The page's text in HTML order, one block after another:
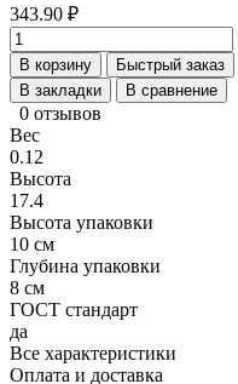
343.90 ₽
В корзину
Быстрый заказ
В закладки
В сравнение
0 отзывов
Вес
0.12
Высота
17.4
Высота упаковки
10 см
Глубина упаковки
8 см
ГОСТ стандарт
да
Все характеристики
Оплата и доставка